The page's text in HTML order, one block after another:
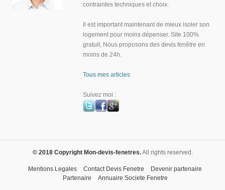
contraintes techniques et choix.
Il est important maintenant de mieux isoler son
logement pour moins dépenser. Site 100%
gratuit, Nous proposons des devis fenêtre en
moins de 24h.
Tous mes articles
Suivez moi :
© 2018 Copyright Mon-devis-fenetres.All rights reserved.
Mentions Legales Contact Devis Fenetre
Devenir partenaire
Partenaire
Annuaire Societe Fenetre